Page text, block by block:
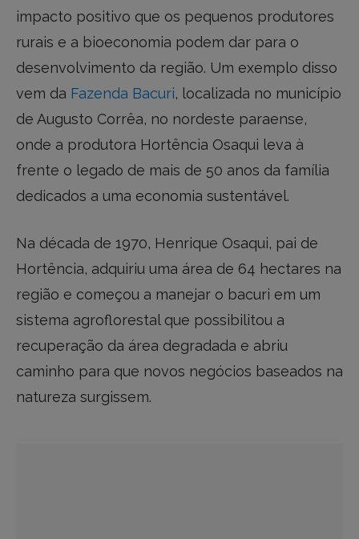
impacto positivo que os pequenos produtores
rurais e a bioeconomia podem dar para o
desenvolvimento da região. Um exemplo disso
vem da Fazenda Bacuri, localizada no município
de Augusto Corrêa, no nordeste paraense,
onde a produtora Hortência Osaqui leva à
frente o legado de mais de 50 anos da família
dedicados a uma economia sustentável.
Na década de 1970, Henrique Osaqui, pai de
Hortência, adquiriu uma área de 64 hectares na
região e começou a manejar o bacuri em um
sistema agroflorestal que possibilitou a
recuperação da área degradada e abriu
caminho para que novos negócios baseados na
natureza surgissem.